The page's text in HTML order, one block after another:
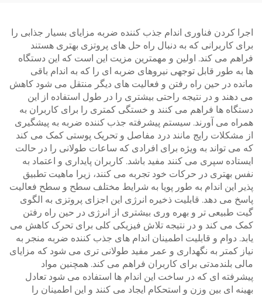
اجرا کردن فناوری اندام جذب کننده ضربه مزایای بسیار جذابی را
برای کاربرانی که به دنبال راه حل های پروتزی بهتری هستند
فراهم می کند. اولین و مهمترین مزیت این است که این دستگاه
ها به طور قابل توجهی نیروهای ضربه ای را که به اندام باقی
مانده در حین راه رفتن و فعالیت های دیگر منتقل می شود کاهش
می دهند و در نتیجه راحتی بیشتری را در طول استفاده از این
دستگاه ها فراهم می کنند و خستگی کمتری را برای کاربران به
همراه می آورند. سیستم پیشرفته جذب کننده ضربه به پیشگیری
از مشکلات رایج مانند درد مفاصل و تحریک پوستی کمک می کند
که می تواند به ویژه برای افرادی که ساعات طولانی را در حالت
ایستاده سپری می کنند مفید باشد. کاربران پایداری و اعتماد به
نفس بهتری در حرکات خود تجربه می کنند، زیرا ماهیت تطبیق
پذیر این اندام به طور پویا به شرایط مختلف سطح و سطح فعالیت
پاسخ می دهد. قابلیت ذخیره انرژی این اجزای پروتزی به الگوی
گیت طبیعی تر و بهره وری بیشتری از انرژی در حین راه رفتن
کمک می کند و در نتیجه تلاش فیزیکی کلی برای تحرک کاهش می
یابد. دوام و قابلیت اطمینان اندام های جذب کننده ضربه منجر به
نیاز کمتر به نگهداری و عمر مفید طولانی تری می شود که مزایای
مالی بلندمدتی برای کاربران فراهم می کند. همچنین مواد
پیشرفته ای که در ساخت این اندام ها استفاده می شود تعادل
بهینه ای بین وزن و استحکام ایجاد می کنند و این اطمینان را